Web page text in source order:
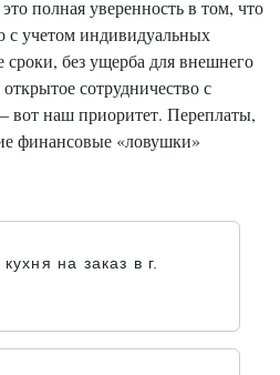
полная уверенность в том, что
с учетом индивидуальных
без ущерба для внешнего
сотрудничество с
наш приоритет. Переплаты,
финансовые «ловушки»
на заказ в г.